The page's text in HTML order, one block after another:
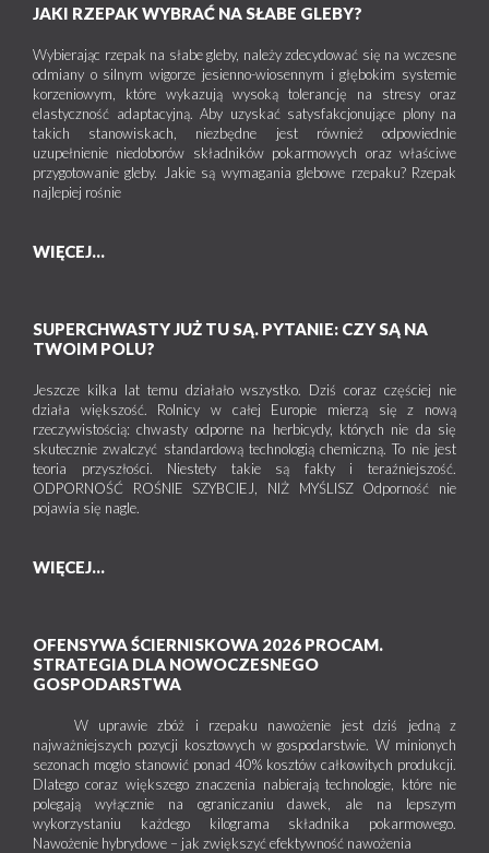
JAKI RZEPAK WYBRAĆ NA SŁABE GLEBY?
Wybierając rzepak na słabe gleby, należy zdecydować się na wczesne
odmiany o silnym wigorze jesienno-wiosennym i głębokim systemie
korzeniowym, które wykazują wysoką tolerancję na stresy oraz
elastyczność adaptacyjną. Aby uzyskać satysfakcjonujące plony na
takich stanowiskach, niezbędne jest również odpowiednie
uzupełnienie niedoborów składników pokarmowych oraz właściwe
przygotowanie gleby. Jakie są wymagania glebowe rzepaku? Rzepak
najlepiej rośnie
WIĘCEJ...
SUPERCHWASTY JUŻ TU SĄ. PYTANIE: CZY SĄ NA
TWOIM POLU?
Jeszcze kilka lat temu działało wszystko. Dziś coraz częściej nie
działa większość. Rolnicy w całej Europie mierzą się z nową
rzeczywistością: chwasty odporne na herbicydy, których nie da się
skutecznie zwalczyć standardową technologią chemiczną. To nie jest
teoria przyszłości. Niestety takie są fakty i teraźniejszość.
ODPORNOŚĆ ROŚNIE SZYBCIEJ, NIŻ MYŚLISZ Odporność nie
pojawia się nagle.
WIĘCEJ...
OFENSYWA ŚCIERNISKOWA 2026 PROCAM.
STRATEGIA DLA NOWOCZESNEGO
GOSPODARSTWA
W uprawie zbóż i rzepaku nawożenie jest dziś jedną z
najważniejszych pozycji kosztowych w gospodarstwie. W minionych
sezonach mogło stanowić ponad 40% kosztów całkowitych produkcji.
Dlatego coraz większego znaczenia nabierają technologie, które nie
polegają wyłącznie na ograniczaniu dawek, ale na lepszym
wykorzystaniu każdego kilograma składnika pokarmowego.
Nawożenie hybrydowe – jak zwiększyć efektywność nawożenia